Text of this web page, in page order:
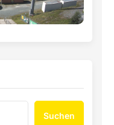
Suchen